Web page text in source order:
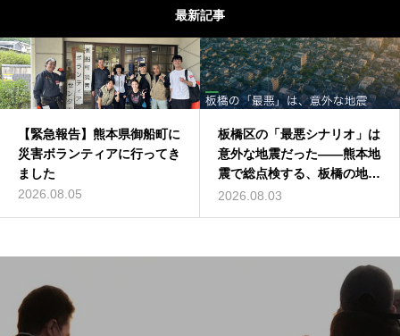
最新記事
【緊急報告】熊本県御船町に
災害ボランティアに行ってき
ました
2026.08.05
板橋区の「最悪シナリオ」は
意外な地震だった——熊本地
震で総点検する、板橋の地震
リスク
2026.08.03